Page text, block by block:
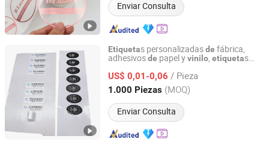
Enviar Consulta
Etiquetas personalizadasde fábrica,
adhesivosde papel yvinilo, etiquetas
rollo deetiqueta s
US$ 0,01-0,06 / Pieza
1.000 Piezas (MOQ)
Enviar Consulta
Dongguan Weichao Printing Technology Co., Ltd.
Guangdong, China Desde 2026